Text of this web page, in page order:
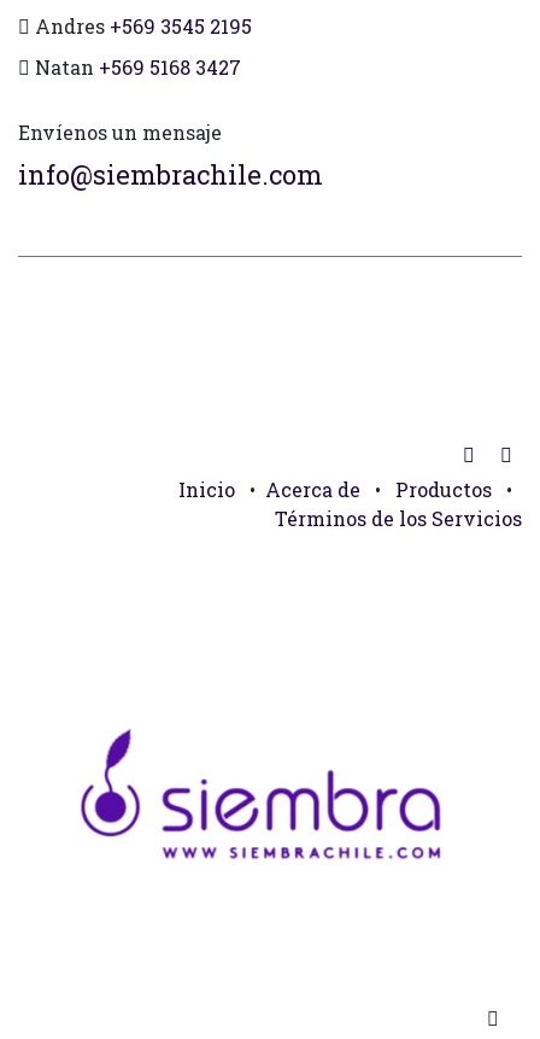
Andres +569 3545 2195
Natan +569 5168 3427
Envíenos un mensaje
info@siembrachile.com
Inicio • Acerca de • Productos
•
Términos de los Servicios